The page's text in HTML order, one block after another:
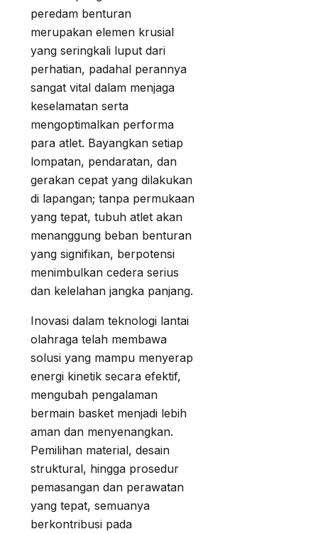
peredam benturan
merupakan elemen krusial
yang seringkali luput dari
perhatian, padahal perannya
sangat vital dalam menjaga
keselamatan serta
mengoptimalkan performa
para atlet. Bayangkan setiap
lompatan, pendaratan, dan
gerakan cepat yang dilakukan
di lapangan; tanpa permukaan
yang tepat, tubuh atlet akan
menanggung beban benturan
yang signifikan, berpotensi
menimbulkan cedera serius
dan kelelahan jangka panjang.
Inovasi dalam teknologi lantai
olahraga telah membawa
solusi yang mampu menyerap
energi kinetik secara efektif,
mengubah pengalaman
bermain basket menjadi lebih
aman dan menyenangkan.
Pemilihan material, desain
struktural, hingga prosedur
pemasangan dan perawatan
yang tepat, semuanya
berkontribusi pada